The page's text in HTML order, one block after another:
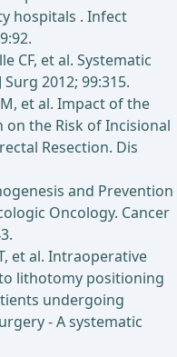
hospitals . Infect
CF, et al. Systematic
2012; 99:315.
et al. Impact of the
on the Risk of Incisional
Resection. Dis
and Prevention
Oncology. Cancer
et al. Intraoperative
lithotomy positioning
undergoing
- A systematic